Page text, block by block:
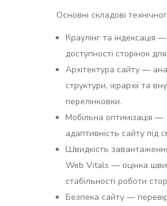
Основні складові
Краулінг та індексація
доступності сторінок
Архітектура сайту —
структури, ієрархії та
перелінковки.
Мобільна оптимізація —
адаптивність сайту під
Швидкість
Web Vitals — оцінка
стабільності роботи
Безпека сайту —